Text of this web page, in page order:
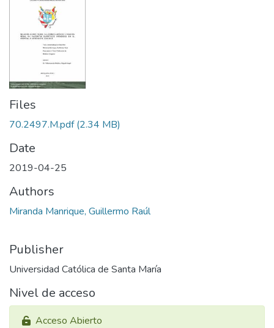
Files
70.2497.M.pdf(2.34 MB)
Date
2019-04-25
Authors
Miranda Manrique, Guillermo Raúl
Publisher
Universidad Católica de Santa María
Nivel de acceso
Acceso Abierto